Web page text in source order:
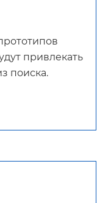
привлекать
поиска.